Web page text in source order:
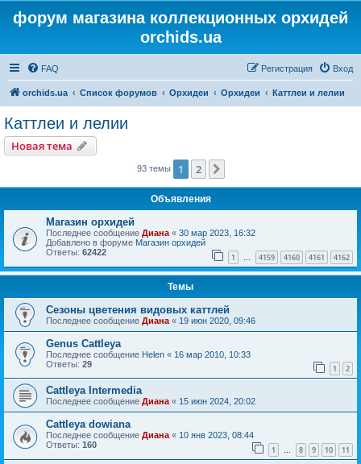
форум магазина коллекционных орхидей
orchids.ua
FAQ Вход
Регистрация
orchids.ua Список форумов Орхидеи Орхидеи Каттлеи и лелии
Каттлеи и лелии
Новая тема
93 темы 1 2
Объявления
Магазин орхидей
Последнее сообщение Диана « 30 мар 2023, 16:32
Добавлено в форуме Магазин орхидей
Ответы: 62422 1 … 4159 4160 4161 4162
Темы
Сезоны цветения видовых каттлей
Последнее сообщение Диана « 19 июн 2020, 09:46
Genus Cattleya
Последнее сообщение Helen « 16 мар 2010, 10:33
Ответы: 29 1 2
Cattleya Intermedia
Последнее сообщение Диана « 15 июн 2024, 20:02
Cattleya dowiana
Последнее сообщение Диана « 10 янв 2023, 08:44
Ответы: 160 1 … 8 9 10 11